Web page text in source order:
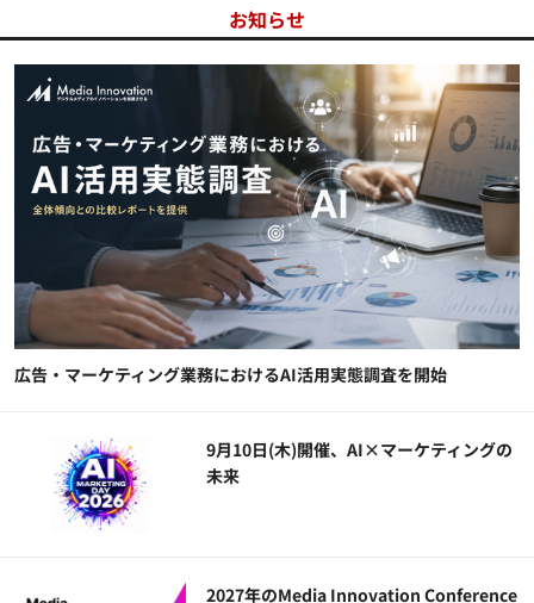
お知らせ
広告・マーケティング業務におけるAI活用実態調査を開始
9月10日(木)開催、AI×マーケティングの
未来
2027年のMedia Innovation Conference